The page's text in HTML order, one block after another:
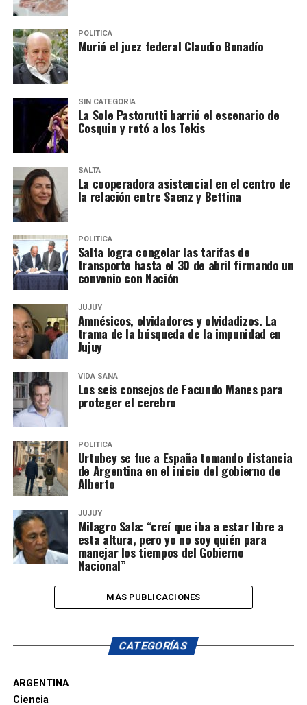
POLITICA
Murió el juez federal Claudio Bonadío
SIN CATEGORÍA
La Sole Pastorutti barrió el escenario de
Cosquin y retó a los Tekis
SALTA
La cooperadora asistencial en el centro de
la relación entre Saenz y Bettina
POLITICA
Salta logra congelar las tarifas de
transporte hasta el 30 de abril firmando un
convenio con Nación
JUJUY
Amnésicos, olvidadores y olvidadizos. La
trama de la búsqueda de la impunidad en
Jujuy
VIDA SANA
Los seis consejos de Facundo Manes para
proteger el cerebro
POLITICA
Urtubey se fue a España tomando distancia
de Argentina en el inicio del gobierno de
Alberto
JUJUY
Milagro Sala: “creí que iba a estar libre a
esta altura, pero yo no soy quién para
manejar los tiempos del Gobierno
Nacional”
MÁS PUBLICACIONES
CATEGORÍAS
ARGENTINA
Ciencia